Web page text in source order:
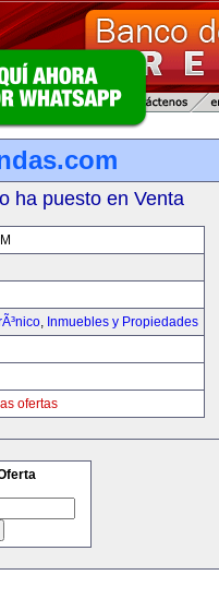
ha puesto en Venta
, Inmuebles y Propiedades
ofertas